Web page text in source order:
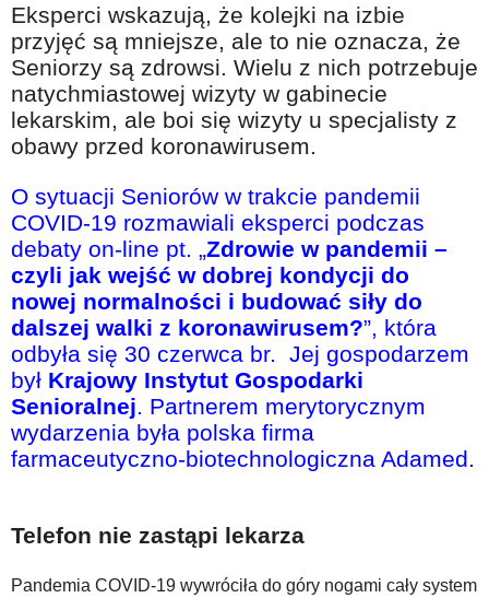
Z internetem za pan brat
Bezpiecznie i w zgodzie z prawem
Eksperci wskazują, że kolejki na izbie
przyjęć są mniejsze, ale to nie oznacza, że
Seniorzy są zdrowsi. Wielu z nich potrzebuje
natychmiastowej wizyty w gabinecie
lekarskim, ale boi się wizyty u specjalisty z
obawy przed koronawirusem.
O sytuacji Seniorów w trakcie pandemii
COVID-19 rozmawiali eksperci podczas
debaty on-line pt. „Zdrowie w pandemii –
czyli jak wejść w dobrej kondycji do
nowej normalności i budować siły do
dalszej walki z koronawirusem?”, która
odbyła się 30 czerwca br. Jej gospodarzem
był Krajowy Instytut Gospodarki
Senioralnej. Partnerem merytorycznym
wydarzenia była polska firma
farmaceutyczno-biotechnologiczna Adamed.
Telefon nie zastąpi lekarza
Pandemia COVID-19 wywróciła do góry nogami cały system